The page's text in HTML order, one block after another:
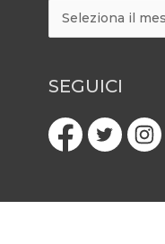
SEGUICI